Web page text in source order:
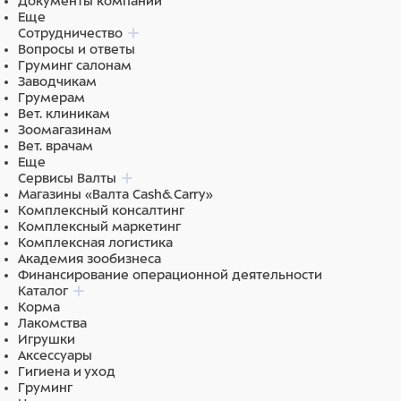
Еще
Сотрудничество
Вопросы и ответы
Груминг салонам
Заводчикам
Грумерам
Вет. клиникам
Зоомагазинам
Вет. врачам
Еще
Сервисы Валты
Магазины «Валта Cash&Carry»
Комплексный консалтинг
Комплексный маркетинг
Комплексная логистика
Академия зообизнеса
Финансирование операционной деятельности
Каталог
Корма
Лакомства
Игрушки
Аксессуары
Гигиена и уход
Груминг